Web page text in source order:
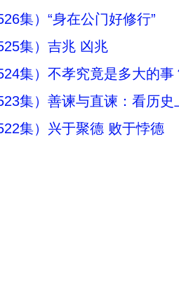
集）“身在公门好修行”
集）吉兆 凶兆
集）不孝究竟是多大的事
集）善谏与直谏：看历
集）兴于聚德 败于悖德